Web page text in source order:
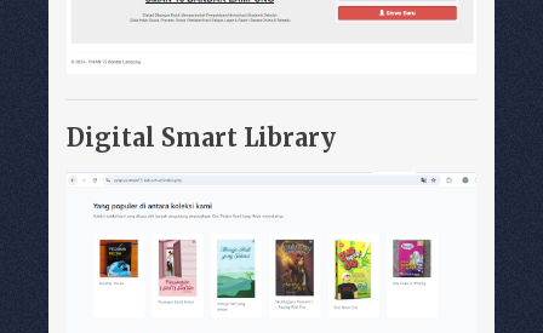
Digital Smart Library